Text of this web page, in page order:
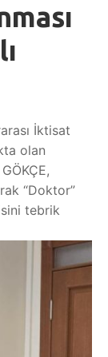
İktisat
olan
“Doktor”
tebrik